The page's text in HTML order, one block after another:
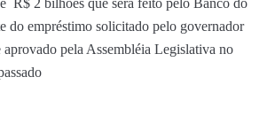
do empréstimo solicitado pelo governador
aprovado pela Assembléia Legislativa no